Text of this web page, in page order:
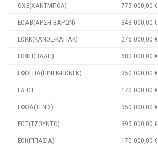
ΟΧΕ(ΧΑΝΤΜΠΟΛ) 775.000,00 €
ΕΟΑΒ(ΑΡΣΗ ΒΑΡΩΝ) 348.000,00 €
ΕΟΚΚ(ΚΑΝΟΕ-ΚΑΓΙΑΚ) 275.000,00 €
ΕΟΦΠ(ΠΑΛΗ) 680.000,00 €
ΕΦΟΕΠΑ(ΠΙΝΓΚ-ΠΟΝΓΚ) 350.000,00 €
ΕΛ.ΟΤ 170.000,00 €
ΕΦΟΑ(ΤΕΝΙΣ) 350.000,00 €
ΕΟΤ(ΤΖΟΥΝΤΟ) 395.000,00 €
ΕΟΙ(ΙΠΠΑΣΙΑ) 170.000,00 €